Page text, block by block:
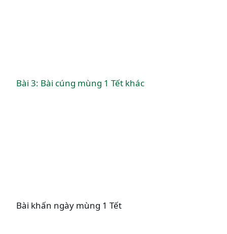
Bài 3: Bài cúng mùng 1 Tết khác
Bài khấn ngày mùng 1 Tết